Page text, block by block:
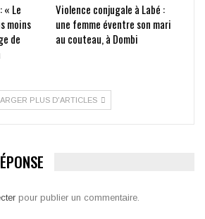
« Le
moins
de
Violence conjugale à Labé :
une femme éventre son mari
au couteau, à Dombi
PLUS D'ARTICLES
pour publier un commentaire.